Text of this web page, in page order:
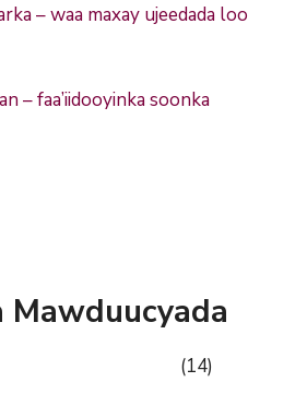
– waa maxay ujeedada loo
– faa’iidooyinka soonka
Mawduucyada
(14)